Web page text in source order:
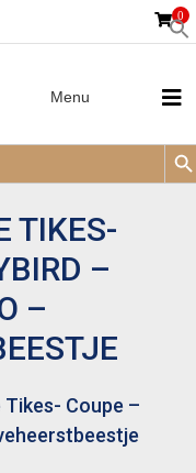
0
Menu
TIKES-
–
–
Coupe –